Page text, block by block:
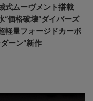
式ムーヴメント搭載
“価格破壊”ダイバーズ
軽量フォージドカーボ
ーン”新作